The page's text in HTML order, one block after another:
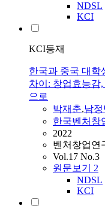
NDSL
KCI
KCI등재
한국과 중국 대학
차이: 창업효능감
으로
박재춘,남정
한국벤처창
2022
벤처창업연
Vol.17 No.3
원문보기 2
NDSL
KCI